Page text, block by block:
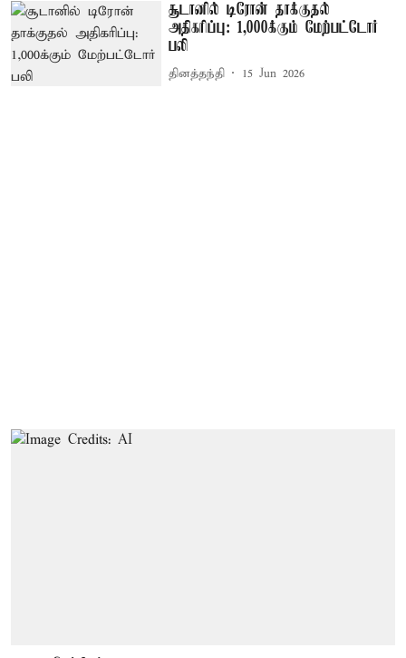
சூடானில் டிரோன் தாக்குதல்
அதிகரிப்பு: 1,000க்கும் மேற்பட்டோர்
பலி
தினத்தந்தி 15 Jun 2026